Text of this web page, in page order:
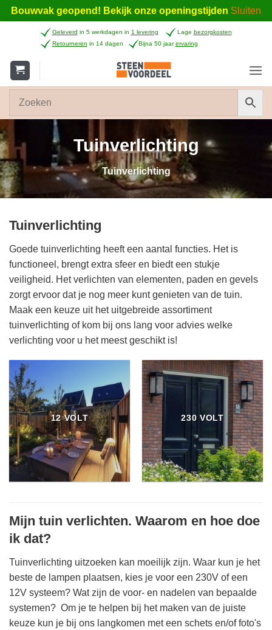
Bouwvak geopend! Bekijk onze openingstijden Sluiten
inhoud
Geleverd in 5 werkdagen in 1 levering Lage bezorgkosten
Retourneren in 14 dagen Bijna 50 jaarervaring
Tuinverlichting
Tuinverlichting
Tuinverlichting
Goede tuinverlichting heeft een aantal functies. Het is
functioneel, brengt extra sfeer en biedt een stukje
veiligheid. Het verlichten van elementen, paden en gevels
zorgt ervoor dat je nog meer kunt genieten van de tuin.
Maak een keuze uit het uitgebreide assortiment
tuinverlichting of kom bij ons lang voor advies welke
verlichting voor u het meest geschikt is!
12 VOLT 230 VOLT
Mijn tuin verlichten. Waarom en hoe doe
ik dat?
Tuinverlichting uitzoeken kan moeilijk zijn. Waar kun je het
beste de lampen plaatsen, kies je voor een 230V of een
12V systeem? Wat zijn de voor- en nadelen van bepaalde
systemen? Om je te helpen bij het maken van de juiste
keuze kun je bij ons langkomen met een schets en/of foto's